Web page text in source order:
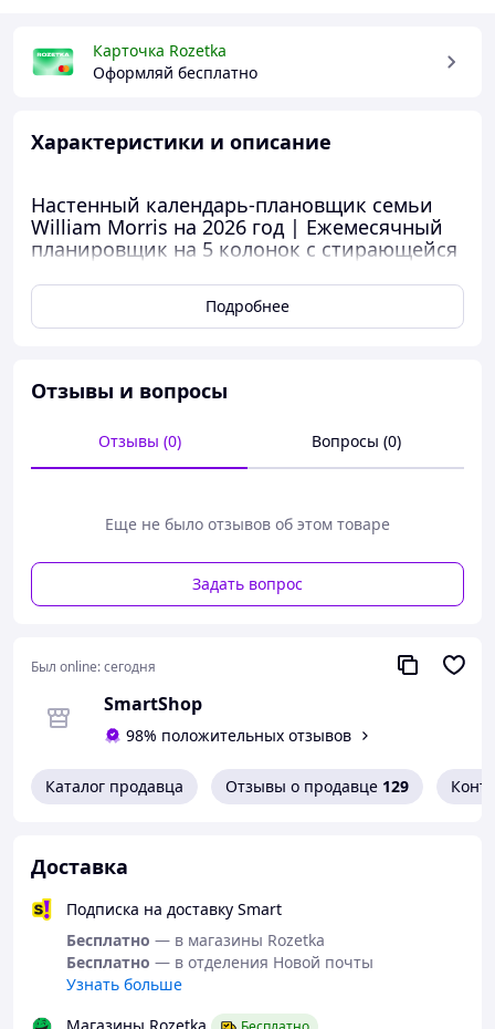
Карточка Rozetka
Оформляй бесплатно
Характеристики и описание
Настенный календарь-плановщик семьи
William Morris на 2026 год | Ежемесячный
планировщик на 5 колонок с стирающейся
дел
Семейный органайзер 2026: Оставайтесь
классическими узорами William Morris.
Разработанный с 5 отдельными колонками для
каждого члена семьи, настенный органайзер
Протирается накладка и ручка в комплекте:
написания имен и повторяющихся событий.
Просто протрите и используйте повторно каждый
ежемесячный раздел содержит съемный список
на них, отрывать их и брать с собой.
БОЛЬШОЙ НАСТЕННЫЙ ФОРМАТ: Легко
обвязке и металлической петле. Идеальное
стильное дополнение к вашей кухне, коридору
Размер
бренд
Роберт Фредерик
материал
Картон Пластик
Производитель
Роберт Фредерик
Подробнее
Отзывы и вопросы
Отзывы (0) Вопросы (0)
Еще не было отзывов об этом товаре
Задать вопрос
Был online:сегодня
SmartShop
98% положительных отзывов
Каталог продавца Отзывы о продавце 129
Доставка
Подписка на доставку Smart
Бесплатно — в магазины Rozetka
Бесплатно — в отделения Новой почты
Узнать больше